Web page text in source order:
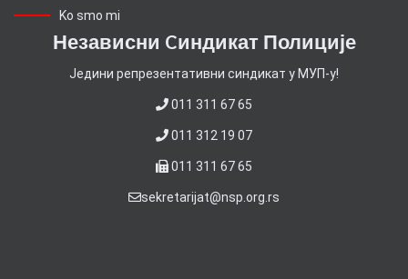
Ko smo mi
Независни Cиндикат Полиције
Jедини репрезентативни синдикат у МУП-у!
011 311 67 65
011 312 19 07
011 311 67 65
sekretarijat@nsp.org.rs